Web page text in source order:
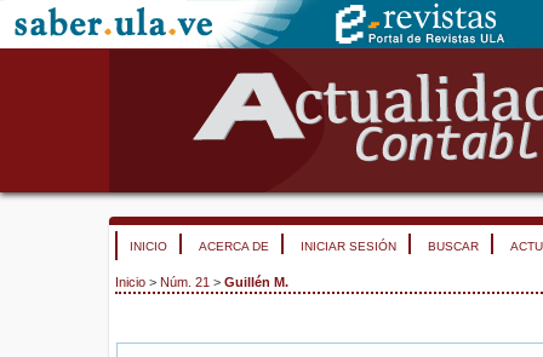
INICIO ACERCA DE INICIAR SESIÓN BUSCAR
Inicio > Núm. 21 > Guillén M.